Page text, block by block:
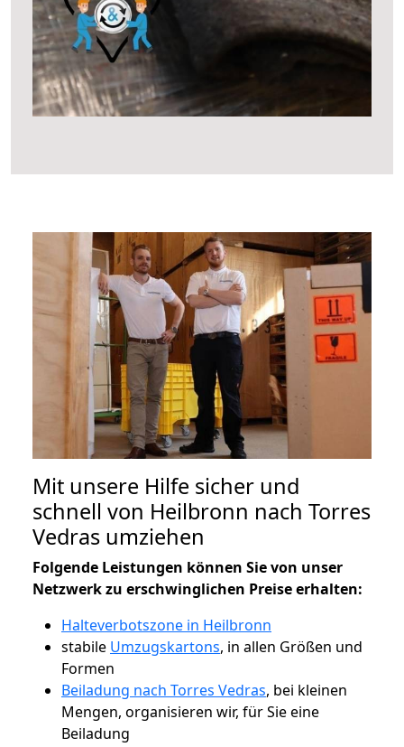
Mit unsere Hilfe sicher und
schnell von Heilbronn nach Torres
Vedras umziehen
Folgende Leistungen können Sie von unser
Netzwerk zu erschwinglichen Preise erhalten:
Halteverbotszone in Heilbronn
stabile Umzugskartons, in allen Größen und
Formen
Beiladung nach Torres Vedras, bei kleinen
Mengen, organisieren wir, für Sie eine
Beiladung